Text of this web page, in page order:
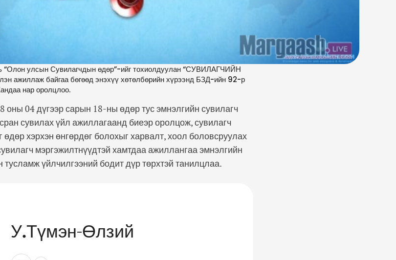
“Олон улсын Сувилагчдын өдөр”-ийг тохиолдуулан “СУВИЛАГЧИЙН
ажиллаж байгаа бөгөөд энэхүү хөтөлбөрийн хүрээнд БЗД-ийн 92-р
нар оролцлоо.
оны 04 дүгээр сарын 18-ны өдөр тус эмнэлгийн сувилагч
сувилах үйл ажиллагаанд биеэр оролцож, сувилагч
хэрхэн өнгөрдөг болохыг харвалт, хоол боловсруулах
мэргэжилтнүүдтэй хамтдаа ажиллангаа эмнэлгийн
тусламж үйлчилгээний бодит дүр төрхтэй танилцлаа.
У.Түмэн-Өлзий